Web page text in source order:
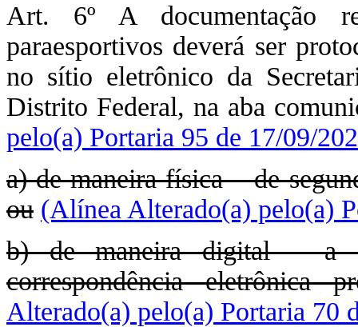
Art. 6º A documentação
paraesportivos deverá ser
no sítio eletrônico da
Distrito Federal, na aba
pelo(a) Portaria 95 de 17/09/
a) de maneira física – de
ou (Alínea Alterado(a) pelo(a)
b) de maneira digital – a
correspondência eletrônica
Alterado(a) pelo(a) Portaria 70